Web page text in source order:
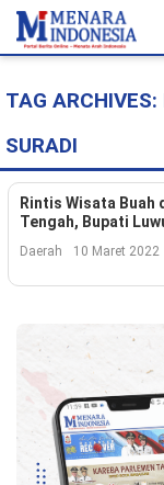
Home
Nasional
Politik
Metro
Hukum & HAM
Ekonomi
Pendidikan
TAG ARCHIVES:
SURADI
Rintis Wisata Buah
Tengah, Bupati
Daerah 10 Maret 2022